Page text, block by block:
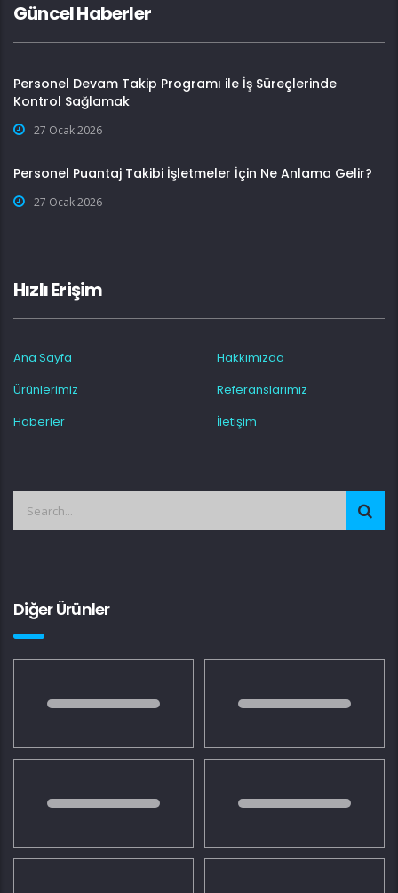
Güncel Haberler
Personel Devam Takip Programı ile İş Süreçlerinde
Kontrol Sağlamak
27 Ocak 2026
Personel Puantaj Takibi İşletmeler İçin Ne Anlama Gelir?
27 Ocak 2026
Hızlı Erişim
Ana Sayfa
Hakkımızda
Ürünlerimiz
Referanslarımız
Haberler
İletişim
Diğer Ürünler